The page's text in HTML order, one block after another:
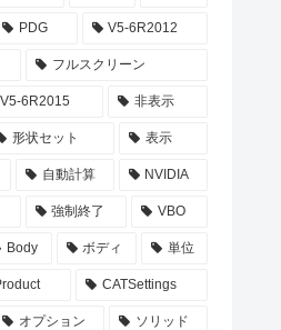
PDG V5-6R2012
フルスクリーン
V5-6R2015 非表示
形状セット 表示
自動計算 NVIDIA
強制終了 VBO
Body ボディ 単位
CATSettings
オプション ソリッド